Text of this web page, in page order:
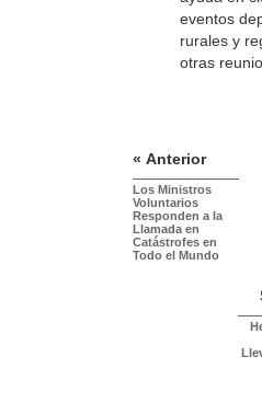
eventos
rurales y
otras
« Anterior
Los Ministros
Voluntarios
Responden a la
Llamada en
Catástrofes en
Todo el Mundo